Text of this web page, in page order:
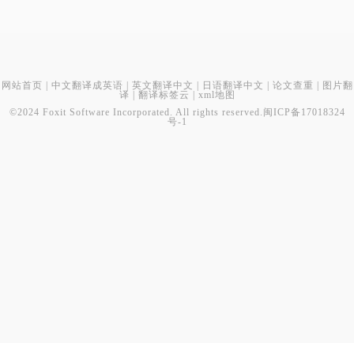
网站首页 中文翻译成英语 英文翻译中文 日语翻译中文 论文查重
图片翻
译
翻译标签云
xml地图
©2024 Foxit Software Incorporated. All rights reserved. 闽ICP备17018324
号-1